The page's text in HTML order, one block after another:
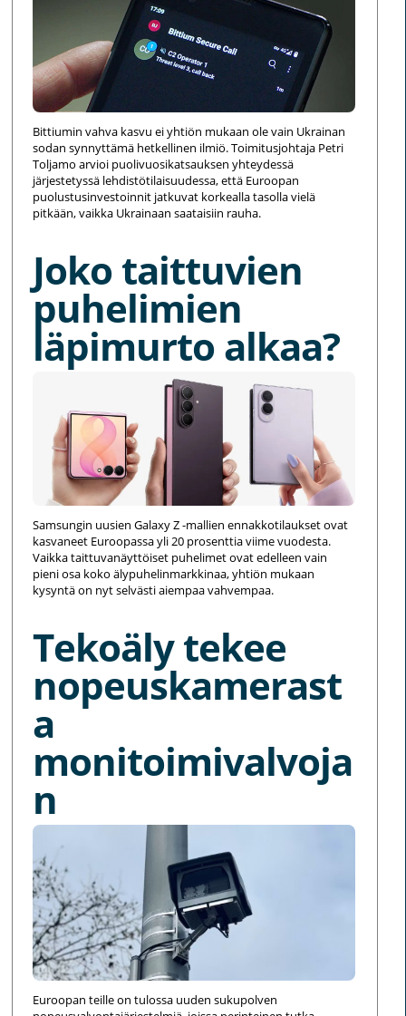
Bittiumin vahva kasvu ei yhtiön mukaan ole vain Ukrainan
sodan synnyttämä hetkellinen ilmiö. Toimitusjohtaja Petri
Toljamo arvioi puolivuosikatsauksen yhteydessä
järjestetyssä lehdistötilaisuudessa, että Euroopan
puolustusinvestoinnit jatkuvat korkealla tasolla vielä
pitkään, vaikka Ukrainaan saataisiin rauha.
Joko taittuvien
puhelimien
läpimurto alkaa?
Samsungin uusien Galaxy Z -mallien ennakkotilaukset ovat
kasvaneet Euroopassa yli 20 prosenttia viime vuodesta.
Vaikka taittuvanäyttöiset puhelimet ovat edelleen vain
pieni osa koko älypuhelinmarkkinaa, yhtiön mukaan
kysyntä on nyt selvästi aiempaa vahvempaa.
Tekoäly tekee
nopeuskamerast
a
monitoimivalvoja
n
Euroopan teille on tulossa uuden sukupolven